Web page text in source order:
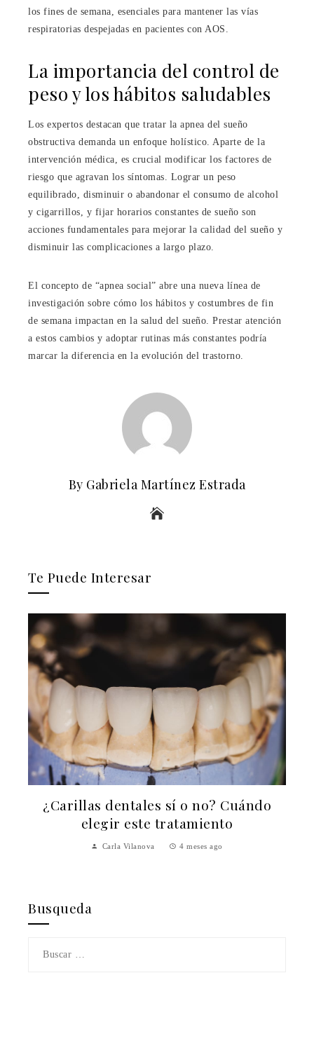
los fines de semana, esenciales para mantener las vías
respiratorias despejadas en pacientes con AOS.
La importancia del control de
peso y los hábitos saludables
Los expertos destacan que tratar la apnea del sueño
obstructiva demanda un enfoque holístico. Aparte de la
intervención médica, es crucial modificar los factores de
riesgo que agravan los síntomas. Lograr un peso
equilibrado, disminuir o abandonar el consumo de alcohol
y cigarrillos, y fijar horarios constantes de sueño son
acciones fundamentales para mejorar la calidad del sueño y
disminuir las complicaciones a largo plazo.
El concepto de “apnea social” abre una nueva línea de
investigación sobre cómo los hábitos y costumbres de fin
de semana impactan en la salud del sueño. Prestar atención
a estos cambios y adoptar rutinas más constantes podría
marcar la diferencia en la evolución del trastorno.
By Gabriela Martínez Estrada
Te Puede Interesar
Cuándo
Todo sobre implantes dentales:
realidades explicados
Carla Vilanova
Busqueda